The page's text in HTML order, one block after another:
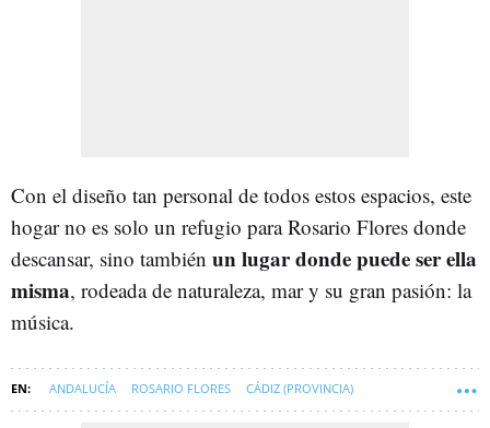
Con el diseño tan personal de todos estos espacios, este
hogar no es solo un refugio para Rosario Flores donde
descansar, sino también un lugar donde puede ser ella
misma, rodeada de naturaleza, mar y su gran pasión: la
música.
ANDALUCÍA ROSARIO FLORES CÁDIZ (PROVINCIA)